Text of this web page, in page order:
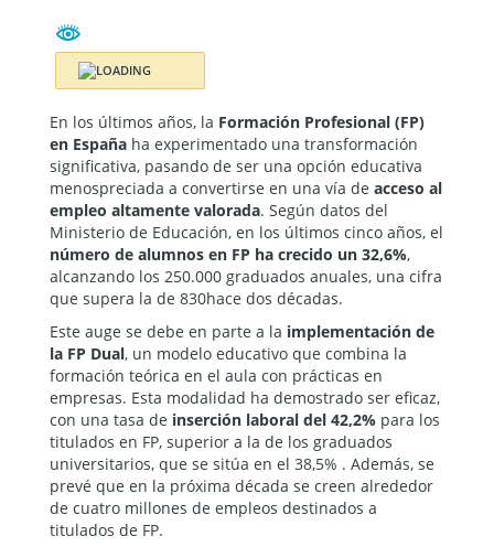
En los últimos años, la Formación Profesional (FP)
en España ha experimentado una transformación
significativa, pasando de ser una opción educativa
menospreciada a convertirse en una vía de acceso al
empleo altamente valorada. Según datos del
Ministerio de Educación, en los últimos cinco años, el
número de alumnos en FP ha crecido un 32,6%,
alcanzando los 250.000 graduados anuales, una cifra
que supera la de 830hace dos décadas.
Este auge se debe en parte a la implementación de
la FP Dual, un modelo educativo que combina la
formación teórica en el aula con prácticas en
empresas. Esta modalidad ha demostrado ser eficaz,
con una tasa de inserción laboral del 42,2% para los
titulados en FP, superior a la de los graduados
universitarios, que se sitúa en el 38,5% . Además, se
prevé que en la próxima década se creen alrededor
de cuatro millones de empleos destinados a
titulados de FP.